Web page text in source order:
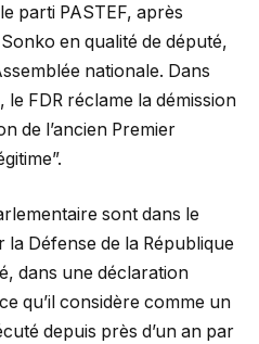
parti PASTEF, après
en qualité de député,
nationale. Dans
FDR réclame la démission
de l’ancien Premier
sont dans le
Défense de la République
dans une déclaration
qu’il considère comme un
depuis près d’un an par